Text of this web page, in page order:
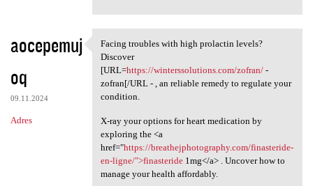
aocepemuj
oq
09.11.2024
Adres
Facing troubles with high
Facing troubles with high prolactin levels?
Discover
[URL=https://winterssolutions.com/zofran/-
zofran[/URL - , an reliable remedy to regulate your
condition.
X-ray your options for heart medication by
exploring the <a
href="https://breathejphotography.com/finasteride-
en-ligne/">finasteride1mg</a> . Uncover how to
manage your health affordably.